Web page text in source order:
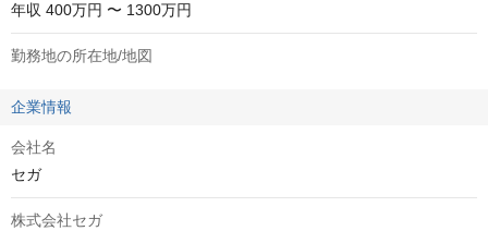
年収 400万円 〜 1300万円
勤務地の所在地/地図
企業情報
会社名
セガ
株式会社セガ